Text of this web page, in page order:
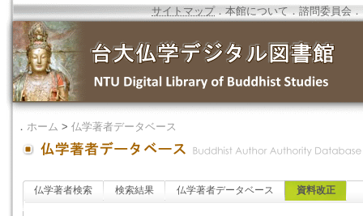
サイトマップ．本館について ．諮問委員会 ．
． ホーム > 仏学著者データベース
仏学著者検索 検索結果 仏学著者データベース 資料改正